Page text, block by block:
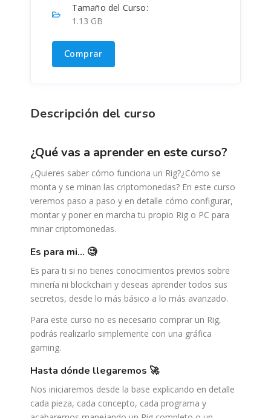
Descripción del curso
¿qué vas a aprender en este curso?
¿Quieres saber cómo funciona un Rig?¿Cómo se
monta y se minan las criptomonedas? En este curso
veremos paso a paso y en detalle cómo configurar,
montar y poner en marcha tu propio Rig o PC para
minar criptomonedas.
es para mi… 🧐
Es para ti si no tienes conocimientos previos sobre
minería ni blockchain y deseas aprender todos sus
secretos, desde lo más básico a lo más avanzado.
Para este curso no es necesario comprar un Rig,
podrás realizarlo simplemente con una gráfica
gaming.
hasta dónde llegaremos 🚀
Nos iniciaremos desde la base explicando en detalle
cada pieza, cada concepto, cada programa y
Tamaño del Curso:
1.13 GB
Comprar